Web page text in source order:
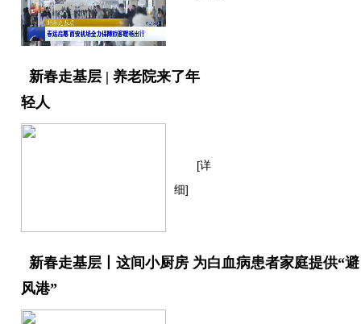
新春走基层 | 养老院来了年
轻人
[详
细]
新春走基层丨这间小厨房 为白血病患者家庭提供“避
风港”